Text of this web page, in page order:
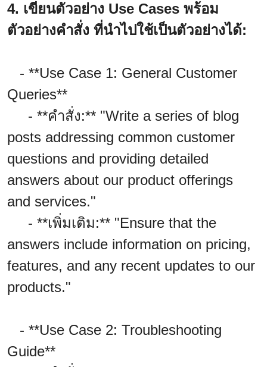
4. เขียนตัวอย่าง Use Cases พร้อม
ตัวอย่างคำสั่ง ที่นำไปใช้เป็นตัวอย่างได้:
- **Use Case 1: General Customer
Queries**
- **คำสั่ง:** "Write a series of blog
posts addressing common customer
questions and providing detailed
answers about our product offerings
and services."
- **เพิ่มเติม:** "Ensure that the
answers include information on pricing,
features, and any recent updates to our
products."
- **Use Case 2: Troubleshooting
Guide**